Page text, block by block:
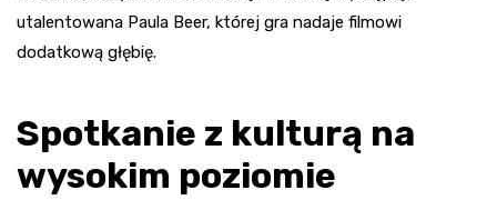
utalentowana Paula Beer, której gra nadaje filmowi
dodatkową głębię.
Spotkanie z kulturą na
wysokim poziomie